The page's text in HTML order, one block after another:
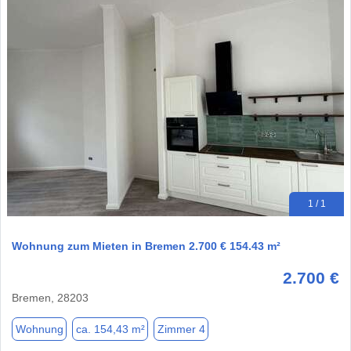
1 / 1
Wohnung zum Mieten in Bremen 2.700 € 154.43 m²
2.700 €
Bremen, 28203
Wohnung ca. 154,43 m² Zimmer 4